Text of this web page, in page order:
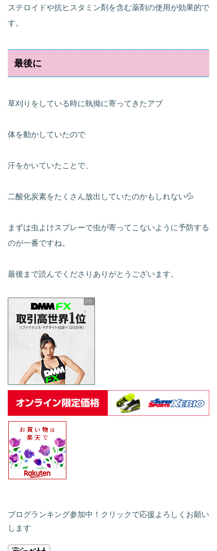
ステロイドや抗ヒスタミン剤を含む薬剤の使用が効果的で
す。
最後に
草刈りをしている時に執拗に寄ってきたアブ
体を動かしていたので
汗をかいていたことで、
二酸化炭素をたくさん放出していたのかもしれない💦
まずは虫よけスプレーで虫が寄ってこないように予防する
のが一番ですね。
最後まで読んでくださりありがとうございます。
ブログランキング参加中！クリックで応援よろしくお願い
します